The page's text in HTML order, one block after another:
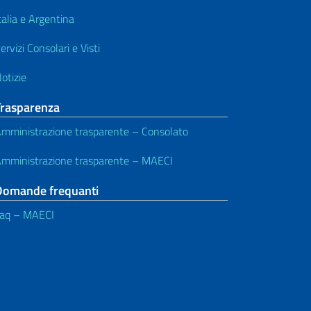
e Argentina
Consolari e Visti
trasparente – Consolato
trasparente – MAECI
frequanti
– MAECI